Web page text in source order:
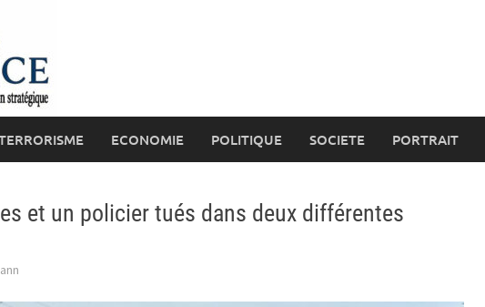
ECONOMIE POLITIQUE SOCIETE PORTRAIT
et un policier tués dans deux différentes